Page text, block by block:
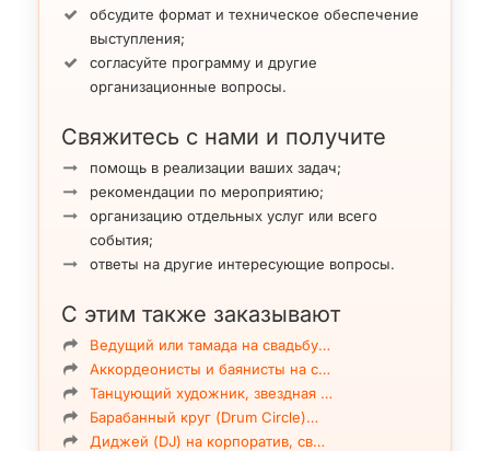
обсудите формат и техническое обеспечение
выступления;
согласуйте программу и другие
организационные вопросы.
Свяжитесь с нами и получите
помощь в реализации ваших задач;
рекомендации по мероприятию;
организацию отдельных услуг или всего
события;
ответы на другие интересующие вопросы.
С этим также заказывают
Ведущий или тамада на свадьбу…
Аккордеонисты и баянисты на с…
Танцующий художник, звездная …
Барабанный круг (Drum Circle)…
Диджей (DJ) на корпоратив, св…